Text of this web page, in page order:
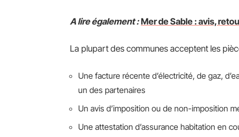
A lire également : Mer de Sable : avis,
La plupart des communes acceptent les
Une facture récente d’électricité, de gaz,
un des partenaires
Un avis d’imposition ou de non-imposition
Une attestation d’assurance habitation en